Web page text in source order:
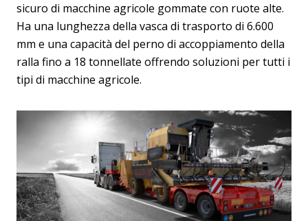
sicuro di macchine agricole gommate con ruote alte.
Ha una lunghezza della vasca di trasporto di 6.600
mm e una capacità del perno di accoppiamento della
ralla fino a 18 tonnellate offrendo soluzioni per tutti i
tipi di macchine agricole.